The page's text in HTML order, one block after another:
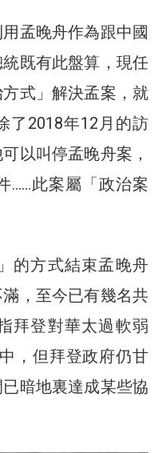
孟晚舟作為跟中國
既有此盤算，現任
式」解決孟案，就
了2018年12月的訪
以叫停孟晚舟案，
……此案屬「政治案
的方式結束孟晚舟
，至今已有幾名共
拜登對華太過軟弱
，但拜登政府仍甘
暗地裏達成某些協